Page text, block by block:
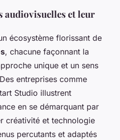
audiovisuelles et leur
écosystème florissant de
, chacune façonnant la
unique et un sens
entreprises comme
Studio illustrent
en se démarquant par
créativité et technologie
percutants et adaptés